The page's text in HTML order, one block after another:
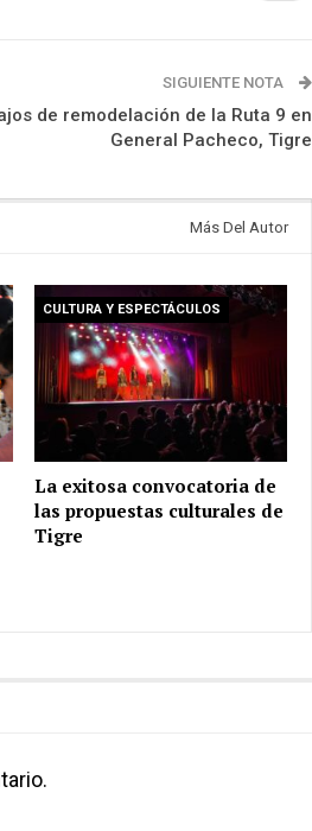
SIGUIENTE NOTA
de remodelación de la Ruta 9 en
General Pacheco, Tigre
Más Del Autor
CULTURA Y ESPECTÁCULOS
La exitosa convocatoria de
las propuestas culturales de
Tigre